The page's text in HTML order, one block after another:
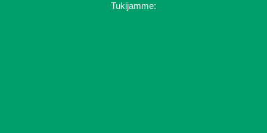
Tukijamme: